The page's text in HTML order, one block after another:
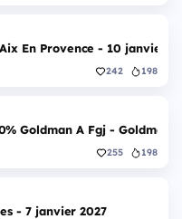
En Provence - 10 janvier
242 198
Goldman A Fgj - Goldmen
255 198
- 7 janvier 2027